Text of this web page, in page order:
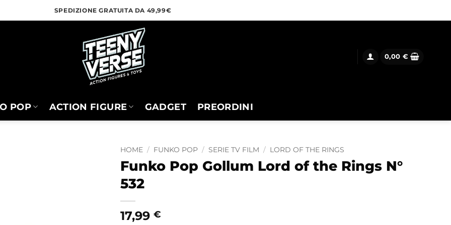
SPEDIZIONE GRATUITA DA 49,99€
0,00 €
POP ACTION FIGURE GADGET PREORDINI
HOME / FUNKO POP / SERIE TV FILM / LORD OF THE RINGS
Funko Pop Gollum Lord of the Rings N°
532
17,99 €